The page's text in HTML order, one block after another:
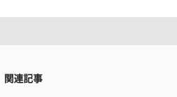
関連記事